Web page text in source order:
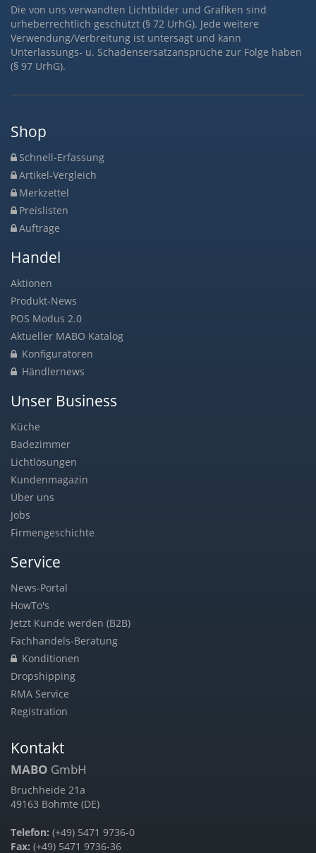
Die von uns verwandten Lichtbilder und Grafiken sind
urheberrechtlich geschützt (§ 72 UrhG). Jede weitere
Verwendung/Verbreitung ist untersagt und kann
Unterlassungs- u. Schadensersatzansprüche zur Folge haben
(§ 97 UrhG).
Shop
Schnell-Erfassung
Artikel-Vergleich
Merkzettel
Preislisten
Aufträge
Handel
Aktionen
Produkt-News
POS Modus 2.0
Aktueller MABO Katalog
Konfiguratoren
Händlernews
Unser Business
Küche
Badezimmer
Lichtlösungen
Kundenmagazin
Über uns
Jobs
Firmengeschichte
Service
News-Portal
HowTo's
Jetzt Kunde werden (B2B)
Fachhandels-Beratung
Konditionen
Dropshipping
RMA Service
Registration
Kontakt
MABO GmbH
Bruchheide 21a
49163 Bohmte (DE)
Telefon: (+49) 5471 9736-0
Fax: (+49) 5471 9736-36